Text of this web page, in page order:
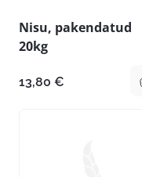
Nisu, pakendatud
20kg
13,80 €